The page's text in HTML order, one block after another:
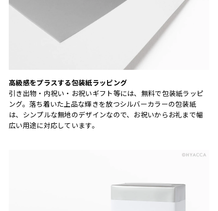
高級感をプラスする包装紙ラッピング
引き出物・内祝い・お祝いギフト等には、無料で包装紙ラッピ
ング。落ち着いた上品な輝きを放つシルバーカラーの包装紙
は、シンプルな無地のデザインなので、お祝いからお礼まで幅
広い用途に対応しています。